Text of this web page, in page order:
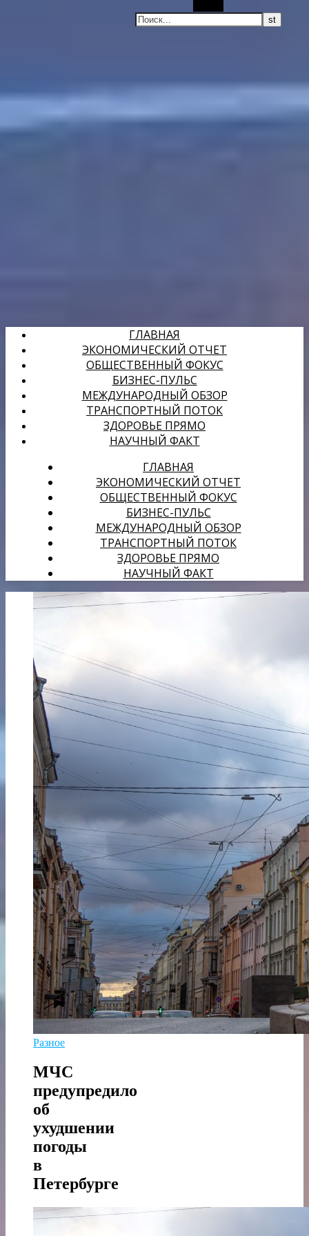
ГЛАВНАЯ
ЭКОНОМИЧЕСКИЙ ОТЧЕТ
ОБЩЕСТВЕННЫЙ ФОКУС
БИЗНЕС-ПУЛЬС
МЕЖДУНАРОДНЫЙ ОБЗОР
ТРАНСПОРТНЫЙ ПОТОК
ЗДОРОВЬЕ ПРЯМО
НАУЧНЫЙ ФАКТ
ГЛАВНАЯ
ЭКОНОМИЧЕСКИЙ ОТЧЕТ
ОБЩЕСТВЕННЫЙ ФОКУС
БИЗНЕС-ПУЛЬС
МЕЖДУНАРОДНЫЙ ОБЗОР
ТРАНСПОРТНЫЙ ПОТОК
ЗДОРОВЬЕ ПРЯМО
НАУЧНЫЙ ФАКТ
Разное
МЧС
предупредило
об
ухудшении
погоды
в
Петербурге